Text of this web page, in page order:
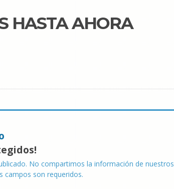
HASTA AHORA
No compartimos la información de nuestros
campos son requeridos.